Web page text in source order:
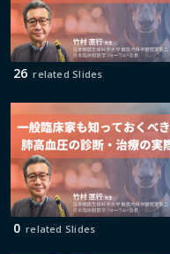
26 related Slides
0 related Slides